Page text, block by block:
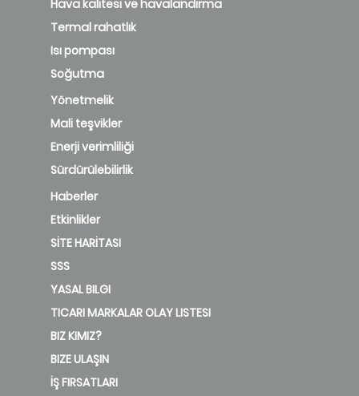
Hava kalitesi ve havalandırma
Termal rahatlık
Isı pompası
Soğutma
Yönetmelik
Mali teşvikler
Enerji verimliliği
Sürdürülebilirlik
Haberler
Etkinlikler
SİTE HARİTASI
SSS
YASAL BILGI
TICARI MARKALAR OLAY LISTESI
BIZ KIMIZ?
BIZE ULAŞIN
İŞ FIRSATLARI